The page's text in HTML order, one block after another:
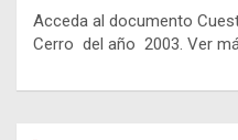
Acceda al documento
Cerro del año 2003. Ver